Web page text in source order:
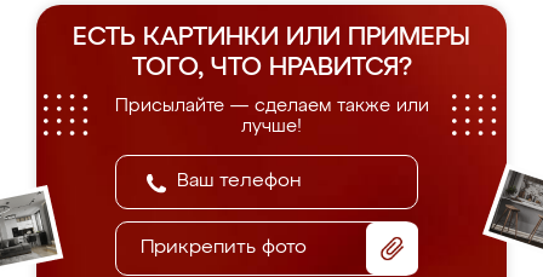
ЕСТЬ КАРТИНКИ ИЛИ ПРИМЕРЫ
ТОГО, ЧТО НРАВИТСЯ?
Присылайте — сделаем также или
лучше!
Прикрепить фото